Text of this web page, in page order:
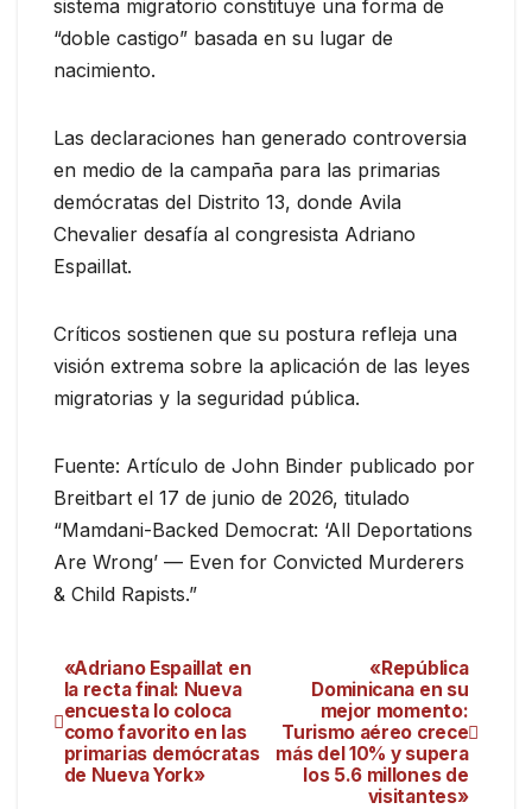
sistema migratorio constituye una forma de
“doble castigo” basada en su lugar de
nacimiento.
Las declaraciones han generado controversia
en medio de la campaña para las primarias
demócratas del Distrito 13, donde Avila
Chevalier desafía al congresista Adriano
Espaillat.
Críticos sostienen que su postura refleja una
visión extrema sobre la aplicación de las leyes
migratorias y la seguridad pública.
Fuente: Artículo de John Binder publicado por
Breitbart el 17 de junio de 2026, titulado
“Mamdani-Backed Democrat: ‘All Deportations
Are Wrong’ — Even for Convicted Murderers
& Child Rapists.”
«República
Dominicana en su
mejor momento:
Turismo aéreo crece
más del 10% y supera
los 5.6 millones de
visitantes»
«Adriano Espaillat en
la recta final: Nueva
encuesta lo coloca
como favorito en las
primarias demócratas
de Nueva York»